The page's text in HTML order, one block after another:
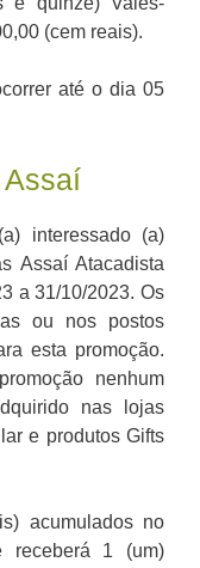
(cem reais).
até o dia 05
Assaí
interessado (a)
Assaí Atacadista
a 31/10/2023. Os
ou nos postos
esta promoção.
nenhum
nas lojas
e produtos Gifts
acumulados no
receberá 1 (um)